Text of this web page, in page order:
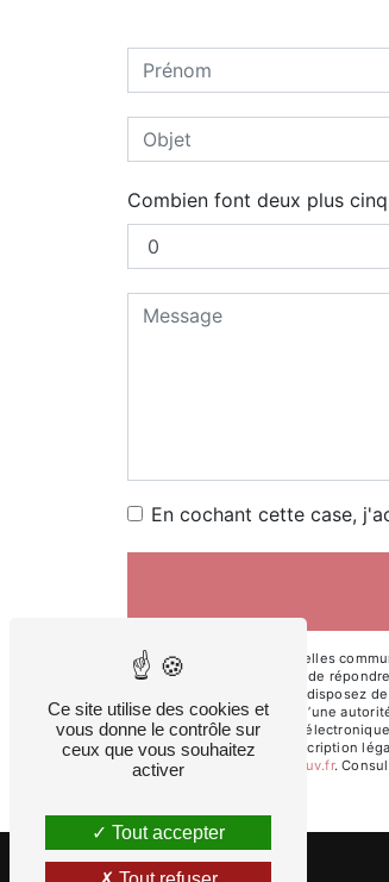
Combien font deux plus cinq
En cochant cette case,
** Les données personnelles
traitants dans le seul but de
braye.ganae@sfr.fr. Vous disposez
une réclamation auprès d’une
Ambazac ou par courrier
pendant la durée de prescription
cette adresse:
Bloctel.gouv.fr.
Ce site utilise des cookies et
vous donne le contrôle sur
ceux que vous souhaitez
activer
Tout accepter